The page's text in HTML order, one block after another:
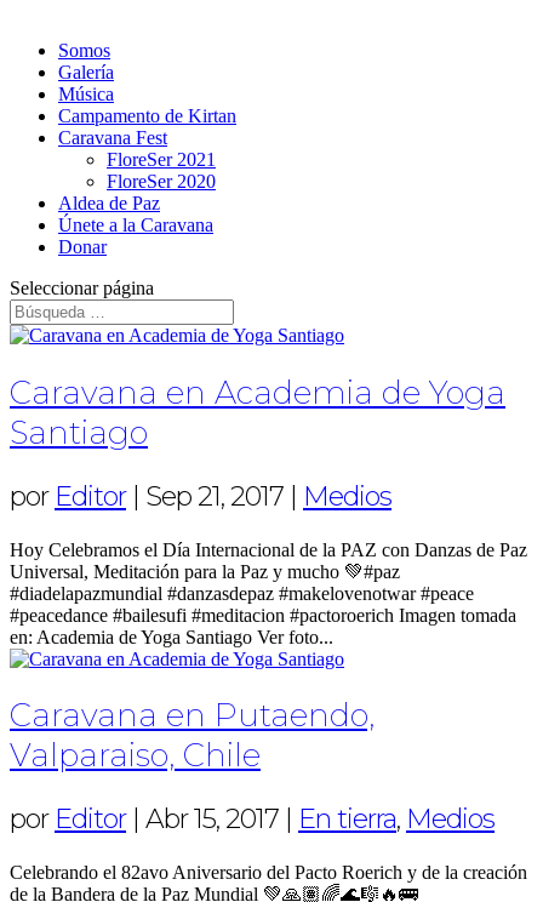
Somos
Galería
Música
Campamento de Kirtan
Caravana Fest
FloreSer 2021
FloreSer 2020
Aldea de Paz
Únete a la Caravana
Donar
Seleccionar página
Caravana en Academia de Yoga
Santiago
por Editor| Sep 21, 2017 | Medios
Hoy Celebramos el Día Internacional de la PAZ con Danzas de Paz
Universal, Meditación para la Paz y mucho 💚#paz
#diadelapazmundial #danzasdepaz #makelovenotwar #peace
#peacedance #bailesufi #meditacion #pactoroerich Imagen tomada
en: Academia de Yoga Santiago Ver foto...
Caravana en Putaendo,
Valparaiso, Chile
por Editor| Abr 15, 2017 En tierra, Medios
Celebrando el 82avo Aniversario del Pacto Roerich y de la creación
de la Bandera de la Paz Mundial 💚🙏🏽🌈🌊🎼🔥🚌